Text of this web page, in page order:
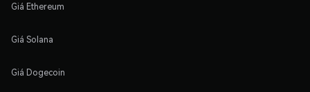
Giá Ethereum
Giá Solana
Giá Dogecoin